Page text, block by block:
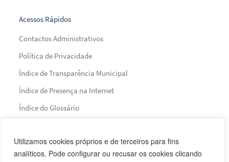
Utilizamos cookies próprios e de terceiros para fins
analíticos. Pode configurar ou recusar os cookies clicando
Acessos Rápidos
Contactos Administrativos
Política de Privacidade
Índice de Transparência Municipal
Índice de Presença na Internet
Índice do Glossário
Financiamento